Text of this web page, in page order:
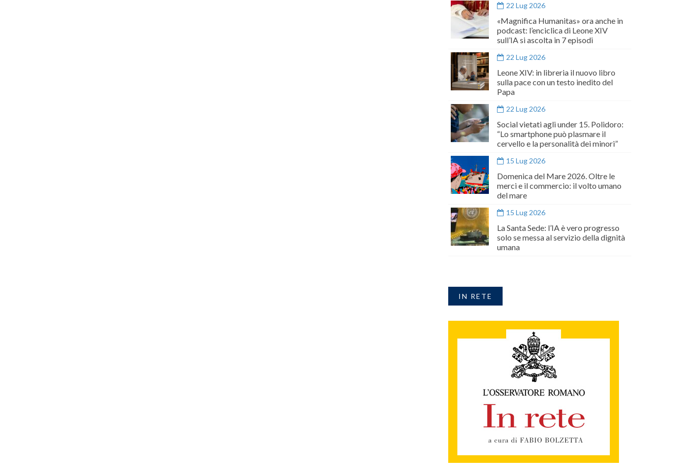
22 Lug 2026
«Magnifica Humanitas» ora anche in
podcast: l’enciclica di Leone XIV
sull’IA si ascolta in 7 episodi
22 Lug 2026
Leone XIV: in libreria il nuovo libro
sulla pace con un testo inedito del
Papa
22 Lug 2026
Social vietati agli under 15. Polidoro:
“Lo smartphone può plasmare il
cervello e la personalità dei minori”
15 Lug 2026
Domenica del Mare 2026. Oltre le
merci e il commercio: il volto umano
del mare
15 Lug 2026
La Santa Sede: l’IA è vero progresso
solo se messa al servizio della dignità
umana
IN RETE